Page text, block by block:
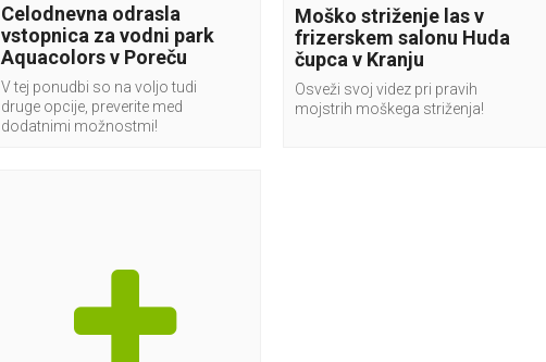
Celodnevna odrasla
vstopnica za vodni park
Aquacolors v Poreču
V tej ponudbi so na voljo tudi
druge opcije, preverite med
dodatnimi možnostmi!
Moško striženje las v
frizerskem salonu Huda
čupca v Kranju
Osveži svoj videz pri pravih
mojstrih moškega striženja!